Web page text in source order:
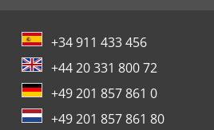
+34 911 433 456
+44 20 331 800 72
+49 201 857 861 0
+49 201 857 861 80